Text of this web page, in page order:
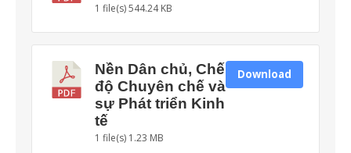
1 file(s)544.24 KB
Nền Dân chủ, Chế
độ Chuyên chế và
sự Phát triển Kinh
tế
1 file(s) 1.23 MB
Download